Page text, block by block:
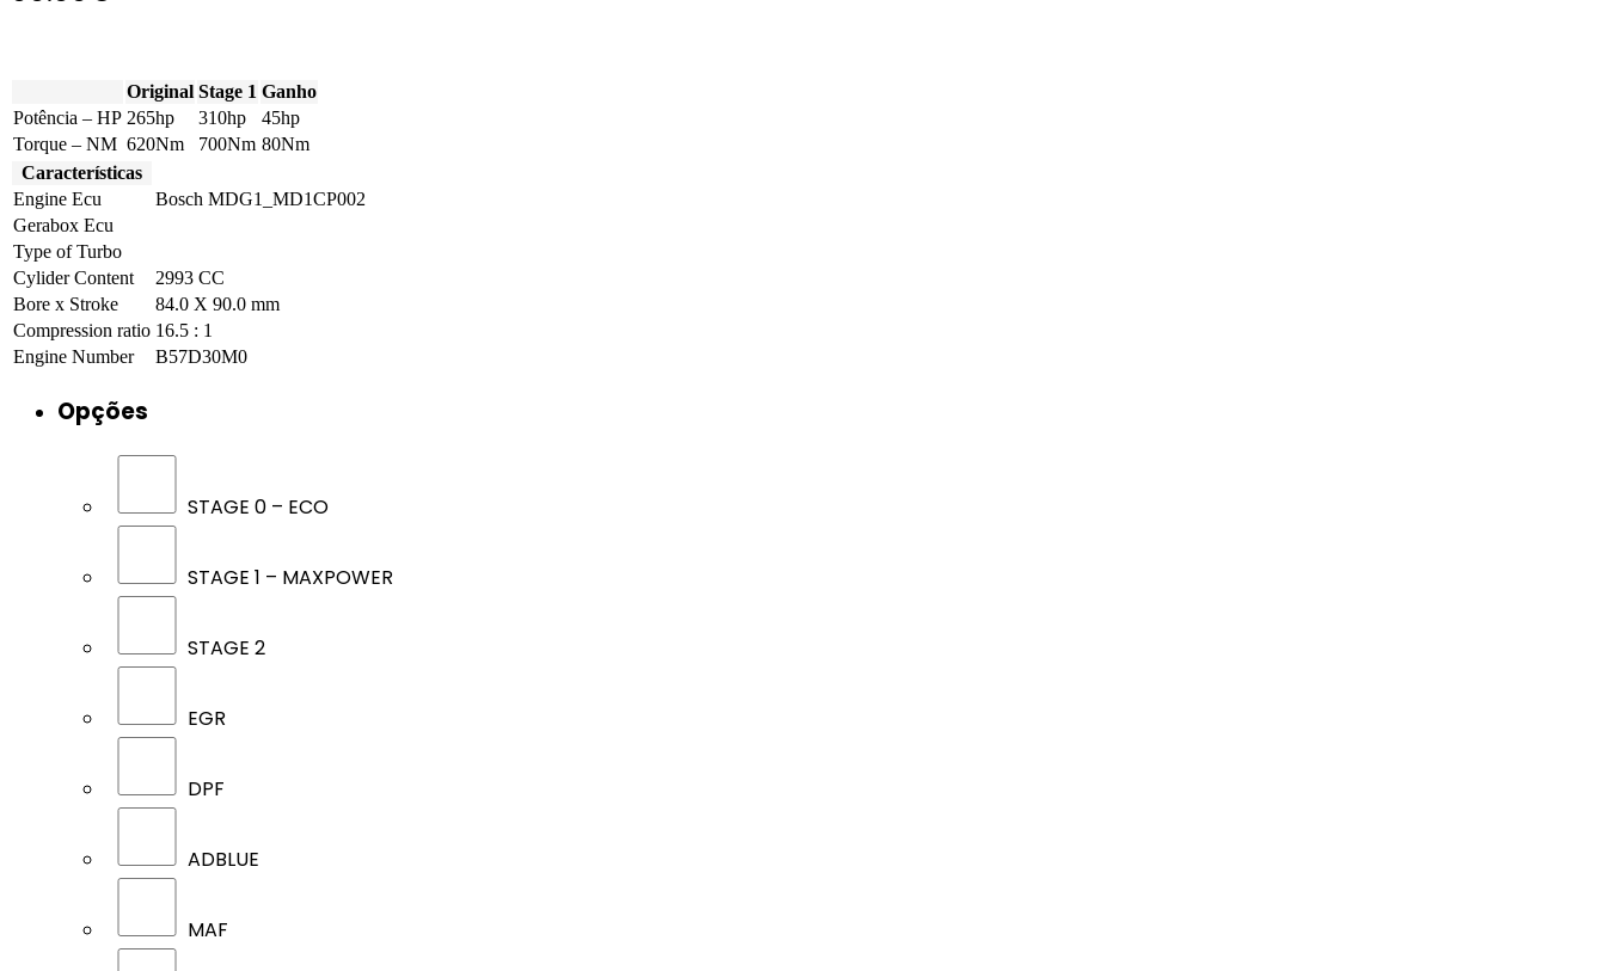
Original Stage 1 Ganho
Potência – HP 265hp 310hp
45hp
Torque – NM 620Nm 700Nm 80Nm
Características
Engine Ecu
Bosch MDG1_MD1CP002
Gerabox Ecu
Type of Turbo
Cylider Content
2993 CC
Bore x Stroke
84.0 X 90.0 mm
Compression ratio 16.5 : 1
Engine Number
B57D30M0
Opções
STAGE 0 – ECO
STAGE 1 – MAXPOWER
STAGE 2
EGR
DPF
ADBLUE
MAF